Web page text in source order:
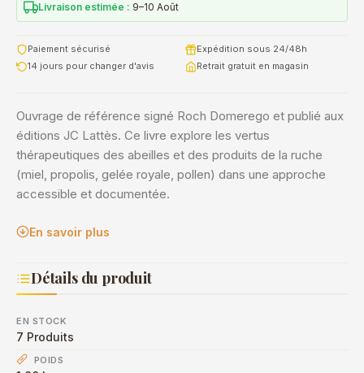
Livraison estimée : 9–10 Août
Paiement sécurisé
Expédition sous 24/48h
14 jours pour changer d'avis
Retrait gratuit en magasin
Ouvrage de référence signé Roch Domerego et publié aux
éditions JC Lattès. Ce livre explore les vertus
thérapeutiques des abeilles et des produits de la ruche
(miel, propolis, gelée royale, pollen) dans une approche
accessible et documentée.
En savoir plus
Détails du produit
EN STOCK
7 Produits
POIDS